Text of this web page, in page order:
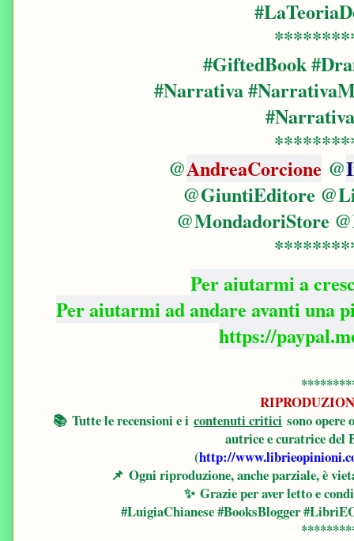
#GiftedBook
#Narrativa
@AndreaCorcione@
@GiuntiEditore
@MondadoriStore
Per aiutarmi a
Per aiutarmi ad andare avanti una
https://
📚 Tutte le recensioni e i contenuti critici sono opere
autrice e curatrice
(http://
📌 Ogni riproduzione, anche parziale, è
✨ Grazie per aver letto e
#LuigiaChianese #BooksBlogger